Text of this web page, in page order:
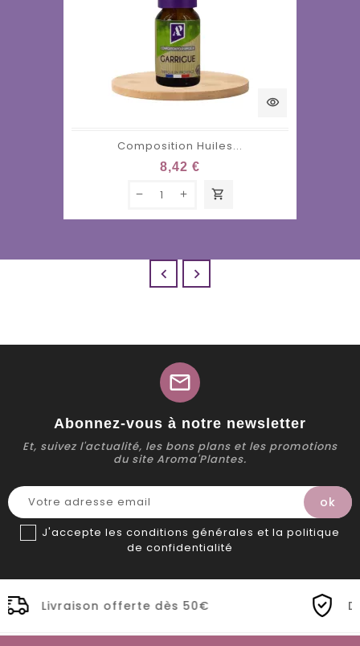
visibility
Composition Huiles...
8,42 €
shopping_cart
 
mail
Abonnez-vous à notre newsletter
Et, suivez l'actualité, les bons plans et les promotions
du site Aroma'Plantes.
J'accepte les conditions générales et la politique
de confidentialité
dès 50€ Distillerie Bio